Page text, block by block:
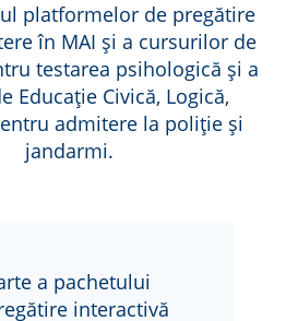
platformelor de pregătire
în MAI și a cursurilor de
testarea psihologică și a
Educație Civică, Logică,
admitere la poliție și
jandarmi.
a pachetului
interactivă